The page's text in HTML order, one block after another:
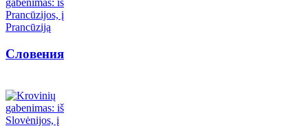
Словения